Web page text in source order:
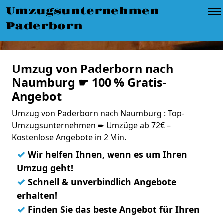
Umzugsunternehmen
Paderborn
Umzug von Paderborn nach
Naumburg ☛ 100 % Gratis-
Angebot
Umzug von Paderborn nach Naumburg : Top-
Umzugsunternehmen ➨ Umzüge ab 72€ –
Kostenlose Angebote in 2 Min.
✓ Wir helfen Ihnen, wenn es um Ihren
Umzug geht!
✓ Schnell & unverbindlich Angebote
erhalten!
✓ Finden Sie das beste Angebot für Ihren